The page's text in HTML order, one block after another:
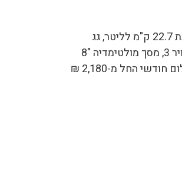
מחיר מחירון 159,000 ₪, בעלת מנוע 1,580 סמ"ק היברידי, צריכת דלק ממוצעת 22.7 ק"מ לליטר, גג
שמש נפתח, בקרת סטייה מנתיב ותיקון הגה, בלימה אוטונומית, דרגת זיהום אוויר 3, מסך מולטימדיה "8
ועוד. ניתן לבצע מגוון עסקאות ליסינג ליונדאי אלנטרה היברידית לדוגמא תשלום חודשי החל מ-2,180 ₪